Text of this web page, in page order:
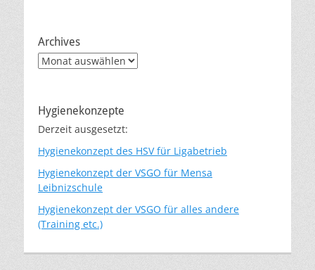
Archives
Archives
Hygienekonzepte
Derzeit ausgesetzt:
Hygienekonzept des HSV für Ligabetrieb
Hygienekonzept der VSGO für Mensa
Leibnizschule
Hygienekonzept der VSGO für alles andere
(Training etc.)